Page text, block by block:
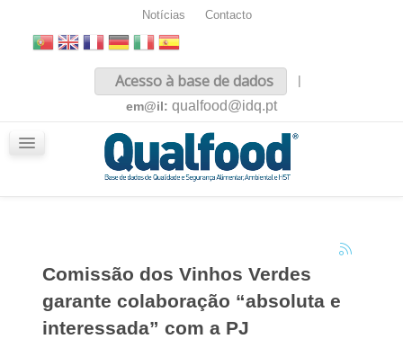
Notícias Contacto
Acesso à base de dados
|
em@il: qualfood@idq.pt
Comissão dos Vinhos Verdes
garante colaboração “absoluta e
interessada” com a PJ